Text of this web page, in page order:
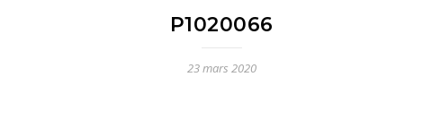
P1020066
23 mars 2020